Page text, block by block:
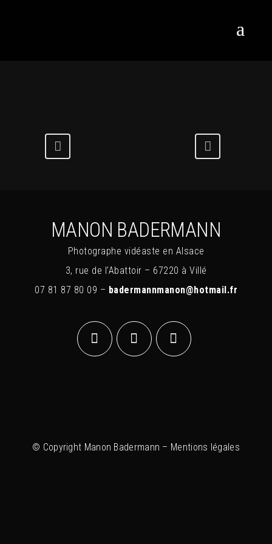
MANON BADERMANN
Photographe vidéaste en Alsace
3, rue de l’Abattoir – 67220 à Villé
07 81 87 80 09 – badermannmanon@hotmail.fr
© Copyright Manon Badermann – Mentions légales